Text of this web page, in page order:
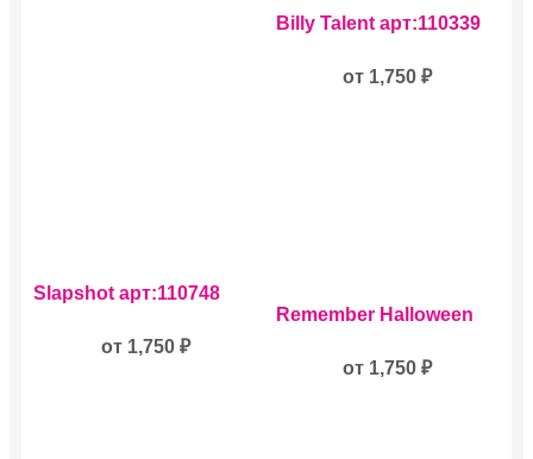
Этот
товар
несколько
Billy Talent арт:110339
от 1,750₽
Этот
товар
несколько
Slapshot арт:110748
от 1,750 ₽
Этот
товар
несколько
Remember Halloween
от 1,750₽